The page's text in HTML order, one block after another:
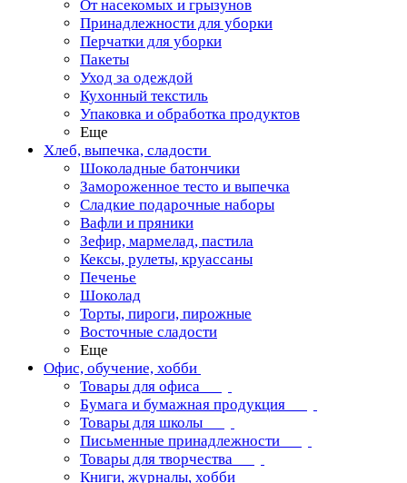
От насекомых и грызунов
Принадлежности для уборки
Перчатки для уборки
Пакеты
Уход за одеждой
Кухонный текстиль
Упаковка и обработка продуктов
Еще
Хлеб, выпечка, сладости
Шоколадные батончики
Замороженное тесто и выпечка
Сладкие подарочные наборы
Вафли и пряники
Зефир, мармелад, пастила
Кексы, рулеты, круассаны
Печенье
Шоколад
Торты, пироги, пирожные
Восточные сладости
Еще
Офис, обучение, хобби
Товары для офиса
Бумага и бумажная продукция
Товары для школы
Письменные принадлежности
Товары для творчества
Книги, журналы, хобби